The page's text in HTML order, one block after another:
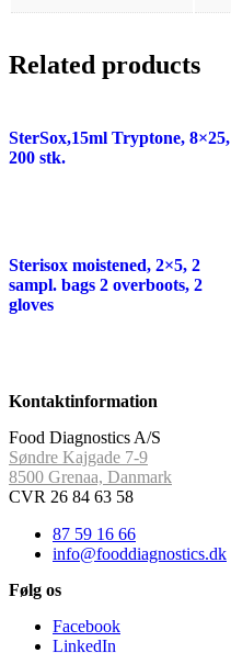
Related products
SterSox,15ml Tryptone, 8×25,
200 stk.
Sterisox moistened, 2×5, 2
sampl. bags 2 overboots, 2
gloves
Kontaktinformation
Food Diagnostics A/S
Søndre Kajgade 7-9
8500 Grenaa, Danmark
CVR 26 84 63 58
87 59 16 66
info@fooddiagnostics.dk
Følg os
Facebook
LinkedIn